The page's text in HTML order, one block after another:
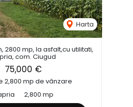
Harta
2800 mp, la asfalt,cu utilitati,
com. Ciugud
75,000 €
2,800 mp de vânzare
2,800 mp